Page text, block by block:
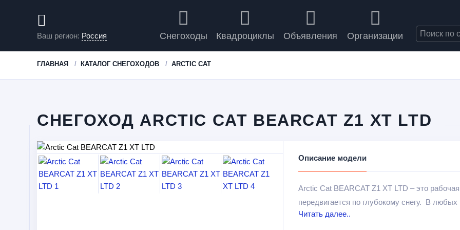
Ваш регион: Россия Снегоходы Квадроциклы Объявления Организации
ГЛАВНАЯ КАТАЛОГ СНЕГОХОДОВ ARCTIC CAT
СНЕГОХОД ARCTIC CAT BEARCAT Z1 XT LTD
Описание модели
Arctic Cat BEARCAT Z1 XT LTD – это
передвигается по глубокому снегу. В
вместе с этой моделью вы будете
Читать далее..